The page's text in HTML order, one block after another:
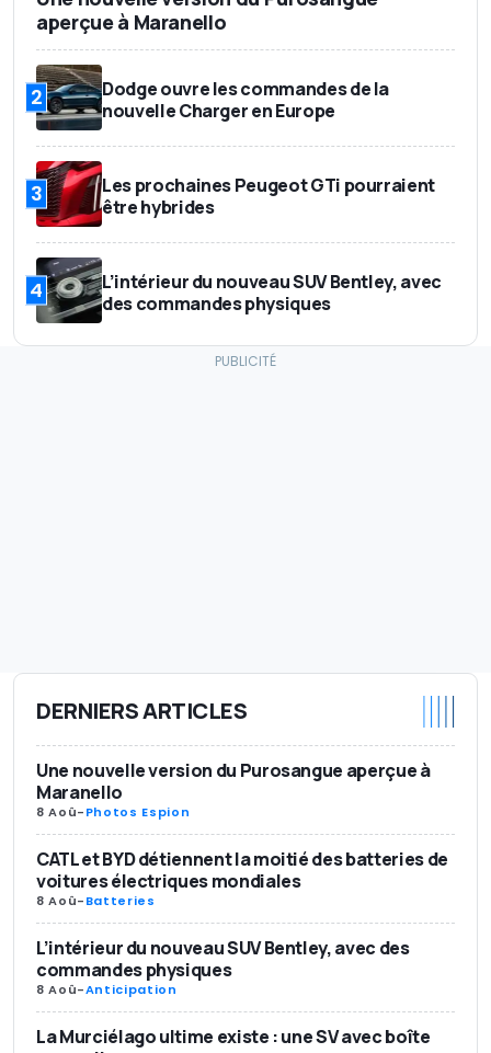
aperçue à Maranello
2
Dodge ouvre les commandes de la
nouvelle Charger en Europe
3
Les prochaines Peugeot GTi pourraient
être hybrides
4
L’intérieur du nouveau SUV Bentley, avec
des commandes physiques
DERNIERS ARTICLES
Une nouvelle version du Purosangue aperçue à
Maranello
8 Aoû-Photos Espion
CATL et BYD détiennent la moitié des batteries de
voitures électriques mondiales
8 Aoû-Batteries
L’intérieur du nouveau SUV Bentley, avec des
commandes physiques
8 Aoû-Anticipation
La Murciélago ultime existe : une SV avec boîte